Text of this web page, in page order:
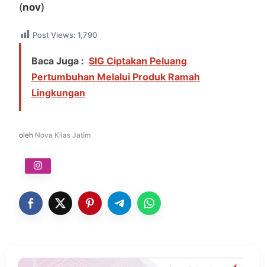
(nov)
Post Views: 1,790
Baca Juga : SIG Ciptakan Peluang
Pertumbuhan Melalui Produk Ramah
Lingkungan
oleh Nova Kilas Jatim